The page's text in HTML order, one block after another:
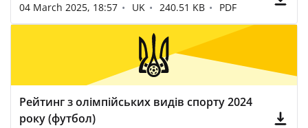
04 March 2025, 18:57 UK 240.51 KB PDF
Рейтинг з олімпійських видів спорту 2024
року (футбол)